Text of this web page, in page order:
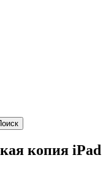
копия iPad